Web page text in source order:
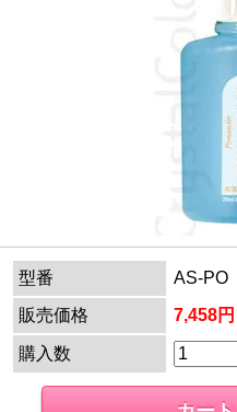
型番
AS-PO
販売価格
7,458円
購入数